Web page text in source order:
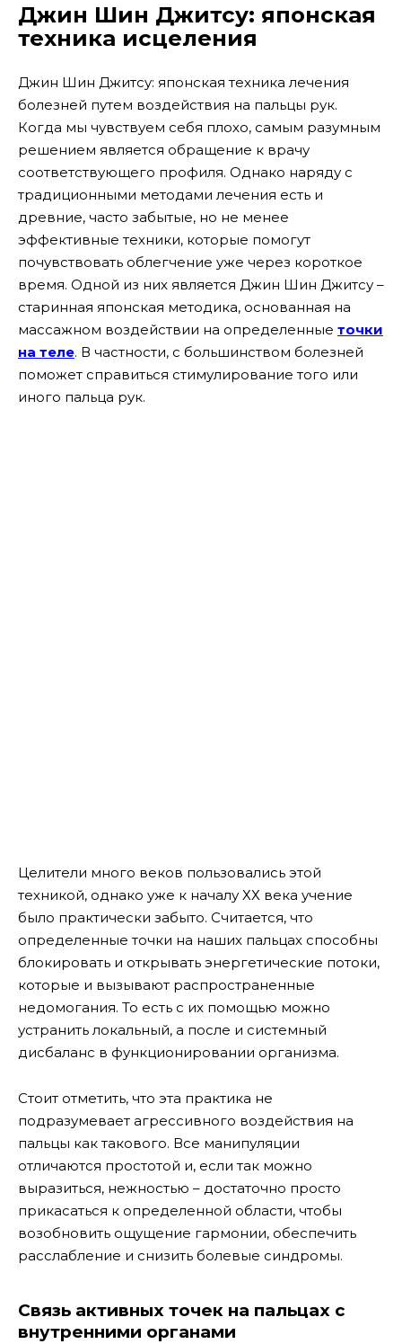
Джин Шин Джитсу: японская
техника исцеления
Джин Шин Джитсу: японская техника лечения
болезней путем воздействия на пальцы рук.
Когда мы чувствуем себя плохо, самым разумным
решением является обращение к врачу
соответствующего профиля. Однако наряду с
традиционными методами лечения есть и
древние, часто забытые, но не менее
эффективные техники, которые помогут
почувствовать облегчение уже через короткое
время. Одной из них является Джин Шин Джитсу –
старинная японская методика, основанная на
массажном воздействии на определенные точки
на теле. В частности, с большинством болезней
поможет справиться стимулирование того или
иного пальца рук.
Целители много веков пользовались этой
техникой, однако уже к началу ХХ века учение
было практически забыто. Считается, что
определенные точки на наших пальцах способны
блокировать и открывать энергетические потоки,
которые и вызывают распространенные
недомогания. То есть с их помощью можно
устранить локальный, а после и системный
дисбаланс в функционировании организма.
Стоит отметить, что эта практика не
подразумевает агрессивного воздействия на
пальцы как такового. Все манипуляции
отличаются простотой и, если так можно
выразиться, нежностью – достаточно просто
прикасаться к определенной области, чтобы
возобновить ощущение гармонии, обеспечить
расслабление и снизить болевые синдромы.
Связь активных точек на пальцах с
внутренними органами